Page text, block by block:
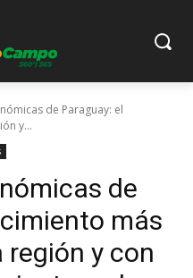
de Paraguay: el
y...
de
más
región y con